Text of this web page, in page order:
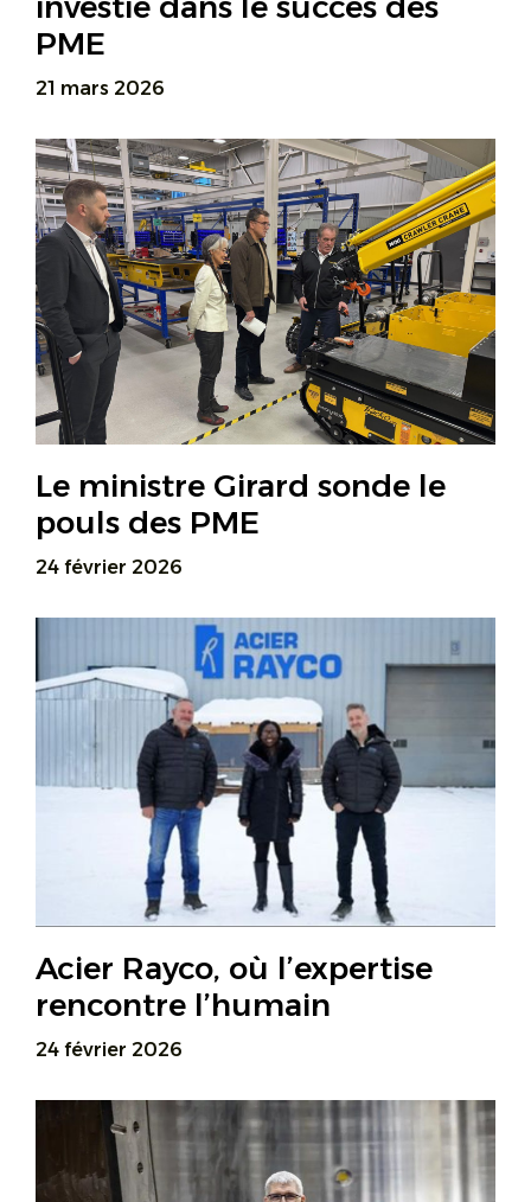
PME
21 mars 2026
Le ministre Girard sonde le
pouls des PME
24 février 2026
Acier Rayco, où l’expertise
rencontre l’humain
24 février 2026